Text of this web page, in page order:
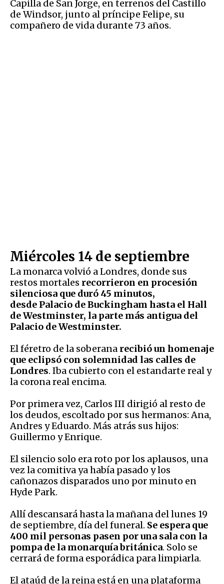
Capilla de San Jorge, en terrenos del Castillo
de Windsor, junto al príncipe Felipe, su
compañero de vida durante 73 años.
Miércoles 14 de septiembre
La monarca volvió a Londres, donde sus
restos mortales recorrieron en procesión
silenciosa que duró 45 minutos,
desde Palacio de Buckingham hasta el Hall
de Westminster, la parte más antigua del
Palacio de Westminster.
El féretro de la soberana recibió un homenaje
que eclipsó con solemnidad las calles de
Londres. Iba cubierto con el estandarte real y
la corona real encima.
Por primera vez, Carlos III dirigió al resto de
los deudos, escoltado por sus hermanos: Ana,
Andres y Eduardo. Más atrás sus hijos:
Guillermo y Enrique.
El silencio solo era roto por los aplausos, una
vez la comitiva ya había pasado y los
cañonazos disparados uno por minuto en
Hyde Park.
Allí descansará hasta la mañana del lunes 19
de septiembre, día del funeral. Se espera que
400 mil personas pasen por una sala con la
pompa de la monarquía británica. Solo se
cerrará de forma esporádica para limpiarla.
El ataúd de la reina está en una plataforma